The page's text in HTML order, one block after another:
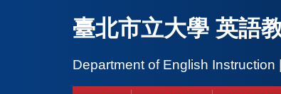
臺北市立大學 英語
Department of English Instruction